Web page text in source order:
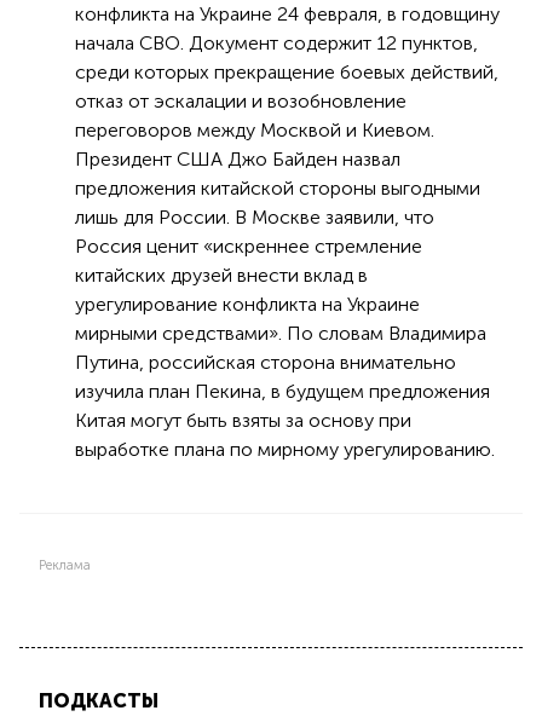
конфликта на Украине 24 февраля, в годовщину
начала СВО. Документ содержит 12 пунктов,
среди которых прекращение боевых действий,
отказ от эскалации и возобновление
переговоров между Москвой и Киевом.
Президент США Джо Байден назвал
предложения китайской стороны выгодными
лишь для России. В Москве заявили, что
Россия ценит «искреннее стремление
китайских друзей внести вклад в
урегулирование конфликта на Украине
мирными средствами». По словам Владимира
Путина, российская сторона внимательно
изучила план Пекина, в будущем предложения
Китая могут быть взяты за основу при
выработке плана по мирному урегулированию.
Реклама
ПОДКАСТЫ